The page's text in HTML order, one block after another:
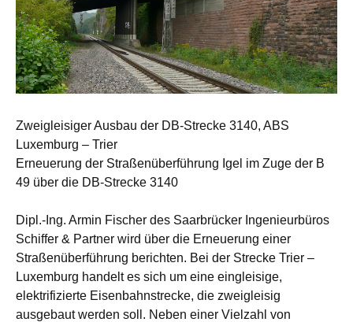
Zweigleisiger Ausbau der DB-Strecke 3140, ABS
Luxemburg – Trier
Erneuerung der Straßenüberführung Igel im Zuge der B
49 über die DB-Strecke 3140
Dipl.-Ing. Armin Fischer des Saarbrücker Ingenieurbüros
Schiffer & Partner wird über die Erneuerung einer
Straßenüberführung berichten. Bei der Strecke Trier –
Luxemburg handelt es sich um eine eingleisige,
elektrifizierte Eisenbahnstrecke, die zweigleisig
ausgebaut werden soll. Neben einer Vielzahl von